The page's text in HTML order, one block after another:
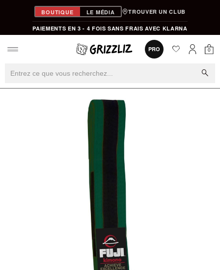
BOUTIQUE LE MÉDIA TROUVER UN CLUB
PAIEMENTS EN 3 - 4 FOIS SANS FRAIS AVEC KLARNA
PRO favorite0
0
search